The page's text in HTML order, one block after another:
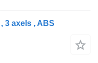
3 axels , ABS